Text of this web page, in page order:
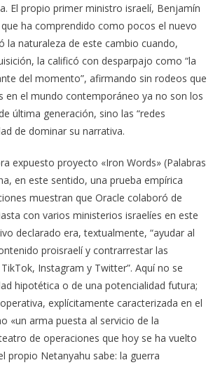
El propio primer ministro israelí, Benjamín
ha comprendido como pocos el nuevo
la naturaleza de este cambio cuando,
la calificó con desparpajo como “la
del momento”, afirmando sin rodeos que
en el mundo contemporáneo ya no son los
última generación, sino las “redes
de dominar su narrativa.
expuesto proyecto «Iron Words» (Palabras
en este sentido, una prueba empírica
muestran que Oracle colaboró de
con varios ministerios israelíes en este
declarado era, textualmente, “ayudar al
proisraelí y contrarrestar las
Instagram y Twitter”. Aquí no se
hipotética o de una potencialidad futura;
explícitamente caracterizada en el
«un arma puesta al servicio de la
de operaciones que hoy se ha vuelto
propio Netanyahu sabe: la guerra